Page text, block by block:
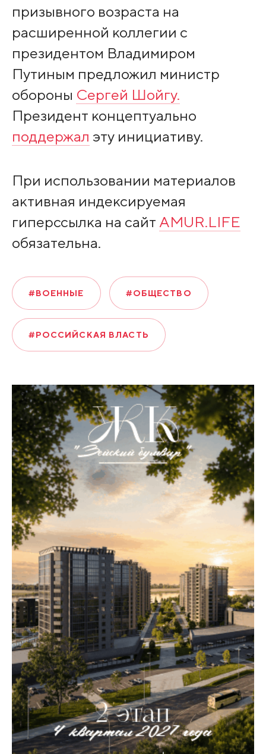
призывного возраста на
расширенной коллегии с
президентом Владимиром
Путиным предложил министр
обороны Сергей Шойгу.
Президент концептуально
поддержал эту инициативу.
При использовании материалов
активная индексируемая
гиперссылка на сайт AMUR.LIFE
обязательна.
#ВОЕННЫЕ #ОБЩЕСТВО
#РОССИЙСКАЯ ВЛАСТЬ